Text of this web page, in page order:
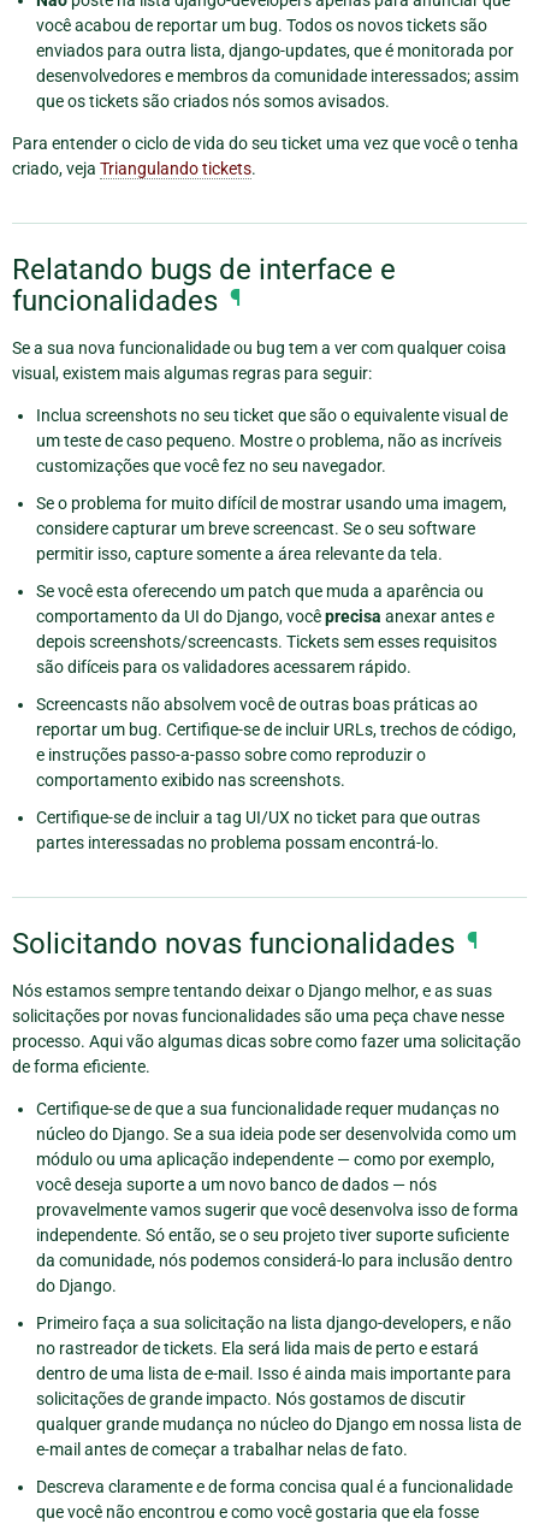
você acabou de reportar um bug. Todos os novos tickets são
enviados para outra lista, django-updates, que é monitorada por
desenvolvedores e membros da comunidade interessados; assim
que os tickets são criados nós somos avisados.
Para entender o ciclo de vida do seu ticket uma vez que você o tenha
criado, veja Triangulando tickets.
Relatando bugs de interface e
funcionalidades ¶
Se a sua nova funcionalidade ou bug tem a ver com qualquer coisa
visual, existem mais algumas regras para seguir:
Inclua screenshots no seu ticket que são o equivalente visual de
um teste de caso pequeno. Mostre o problema, não as incríveis
customizações que você fez no seu navegador.
Se o problema for muito difícil de mostrar usando uma imagem,
considere capturar um breve screencast. Se o seu software
permitir isso, capture somente a área relevante da tela.
Se você esta oferecendo um patch que muda a aparência ou
comportamento da UI do Django, vocêprecisa anexar antese
depois screenshots/screencasts. Tickets sem esses requisitos
são difíceis para os validadores acessarem rápido.
Screencasts não absolvem você de outras boas práticas ao
reportar um bug. Certifique-se de incluir URLs, trechos de código,
e instruções passo-a-passo sobre como reproduzir o
comportamento exibido nas screenshots.
Certifique-se de incluir a tag UI/UX no ticket para que outras
partes interessadas no problema possam encontrá-lo.
Solicitando novas funcionalidades ¶
Nós estamos sempre tentando deixar o Django melhor, e as suas
solicitações por novas funcionalidades são uma peça chave nesse
processo. Aqui vão algumas dicas sobre como fazer uma solicitação
de forma eficiente.
Certifique-se de que a sua funcionalidade requer mudanças no
núcleo do Django. Se a sua ideia pode ser desenvolvida como um
módulo ou uma aplicação independente — como por exemplo,
você deseja suporte a um novo banco de dados — nós
provavelmente vamos sugerir que você desenvolva isso de forma
independente. Só então, se o seu projeto tiver suporte suficiente
da comunidade, nós podemos considerá-lo para inclusão dentro
do Django.
Primeiro faça a sua solicitação na lista django-developers, e não
no rastreador de tickets. Ela será lida mais de perto e estará
dentro de uma lista de e-mail. Isso é ainda mais importante para
solicitações de grande impacto. Nós gostamos de discutir
qualquer grande mudança no núcleo do Django em nossa lista de
e-mail antes de começar a trabalhar nelas de fato.
Descreva claramente e de forma concisa qual é a funcionalidade
que você não encontrou e como você gostaria que ela fosse